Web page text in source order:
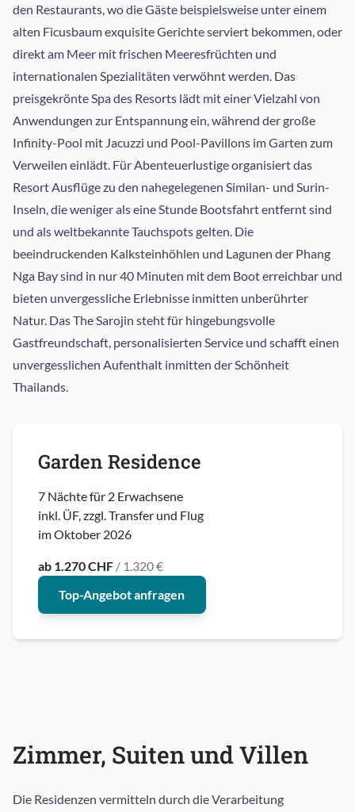
den Restaurants, wo die Gäste beispielsweise unter einem
alten Ficusbaum exquisite Gerichte serviert bekommen, oder
direkt am Meer mit frischen Meeresfrüchten und
internationalen Spezialitäten verwöhnt werden. Das
preisgekrönte Spa des Resorts lädt mit einer Vielzahl von
Anwendungen zur Entspannung ein, während der große
Infinity-Pool mit Jacuzzi und Pool-Pavillons im Garten zum
Verweilen einlädt. Für Abenteuerlustige organisiert das
Resort Ausflüge zu den nahegelegenen Similan- und Surin-
Inseln, die weniger als eine Stunde Bootsfahrt entfernt sind
und als weltbekannte Tauchspots gelten. Die
beeindruckenden Kalksteinhöhlen und Lagunen der Phang
Nga Bay sind in nur 40 Minuten mit dem Boot erreichbar und
bieten unvergessliche Erlebnisse inmitten unberührter
Natur. Das The Sarojin steht für hingebungsvolle
Gastfreundschaft, personalisierten Service und schafft einen
unvergesslichen Aufenthalt inmitten der Schönheit
Thailands.
Garden Residence
7 Nächte für 2 Erwachsene
inkl. ÜF, zzgl. Transfer und Flug
im Oktober 2026
ab 1.270 CHF / 1.320 €
Top-Angebot anfragen
Zimmer, Suiten und Villen
Die Residenzen vermitteln durch die Verarbeitung